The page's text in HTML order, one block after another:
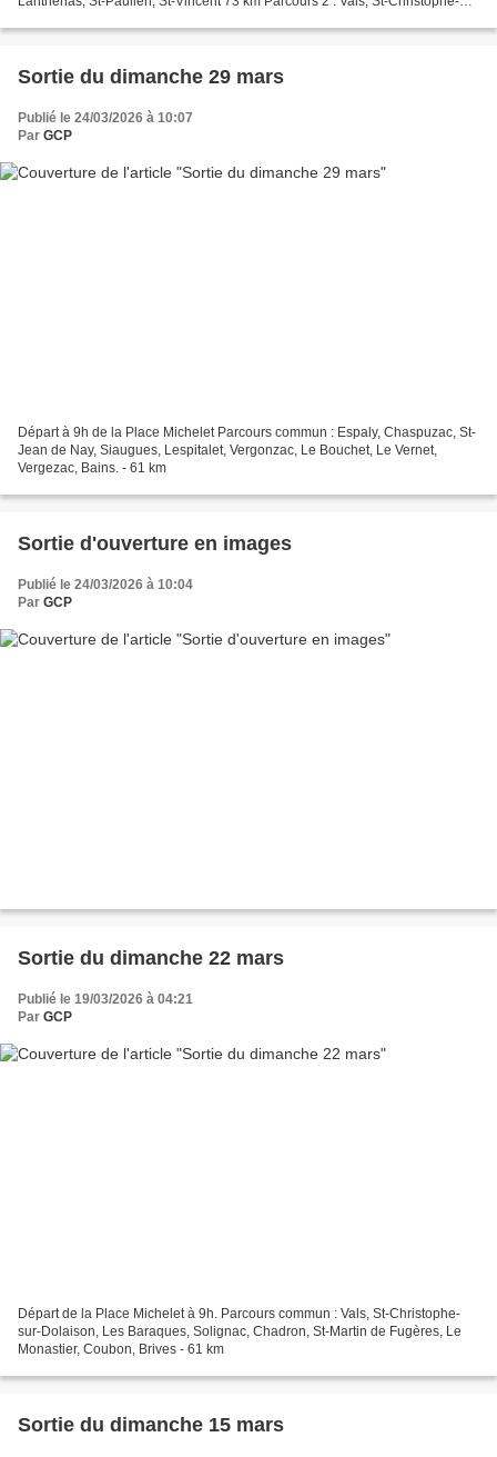
Sortie du dimanche 29 mars
Publié le 24/03/2026 à 10:07
Par GCP
Départ à 9h de la Place Michelet Parcours commun : Espaly, Chaspuzac, St-
Jean de Nay, Siaugues, Lespitalet, Vergonzac, Le Bouchet, Le Vernet,
Vergezac, Bains. - 61 km
Sortie d'ouverture en images
Publié le 24/03/2026 à 10:04
Par GCP
Sortie du dimanche 22 mars
Publié le 19/03/2026 à 04:21
Par GCP
Départ de la Place Michelet à 9h. Parcours commun : Vals, St-Christophe-
sur-Dolaison, Les Baraques, Solignac, Chadron, St-Martin de Fugères, Le
Monastier, Coubon, Brives - 61 km
Sortie du dimanche 15 mars